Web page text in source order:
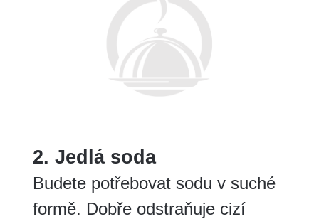
2. Jedlá soda
Budete potřebovat sodu v suché
formě. Dobře odstraňuje cizí